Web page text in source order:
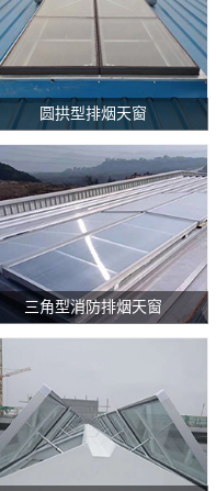
圆拱型排烟天窗
三角型消防排烟天窗